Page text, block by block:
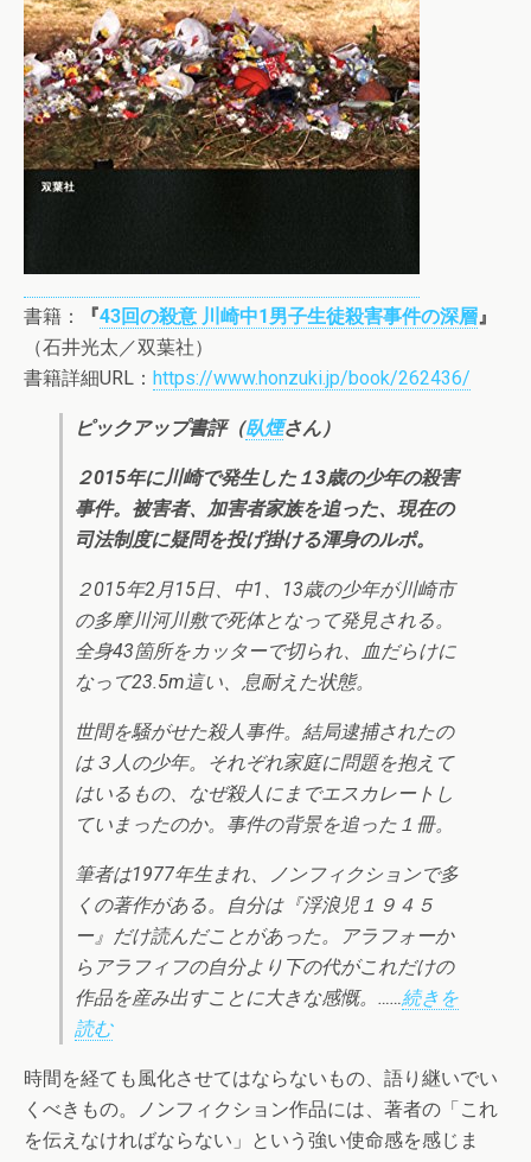
書籍： 『43回の殺意 川崎中1男子生徒殺害事件の深層』
（石井光太／双葉社）
書籍詳細URL： https://www.honzuki.jp/book/262436/
ピックアップ書評（臥煙さん）
２015年に川崎で発生した１3歳の少年の殺害
事件。被害者、加害者家族を追った、現在の
司法制度に疑問を投げ掛ける渾身のルポ。
２015年2月15日、中1、13歳の少年が川崎市
の多摩川河川敷で死体となって発見される。
全身43箇所をカッターで切られ、血だらけに
なって23.5m這い、息耐えた状態。
世間を騒がせた殺人事件。結局逮捕されたの
は３人の少年。それぞれ家庭に問題を抱えて
はいるもの、なぜ殺人にまでエスカレートし
ていまったのか。事件の背景を追った１冊。
筆者は1977年生まれ、ノンフィクションで多
くの著作がある。自分は『浮浪児１９４５
ー』だけ読んだことがあった。アラフォーか
らアラフィフの自分より下の代がこれだけの
作品を産み出すことに大きな感慨。……続きを
読む
時間を経ても風化させてはならないもの、語り継いでい
くべきもの。ノンフィクション作品には、著者の「これ
を伝えなければならない」という強い使命感を感じま